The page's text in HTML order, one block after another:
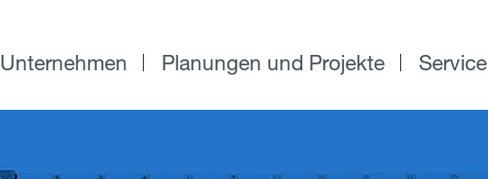
Unternehmen Planungen und Projekte Service